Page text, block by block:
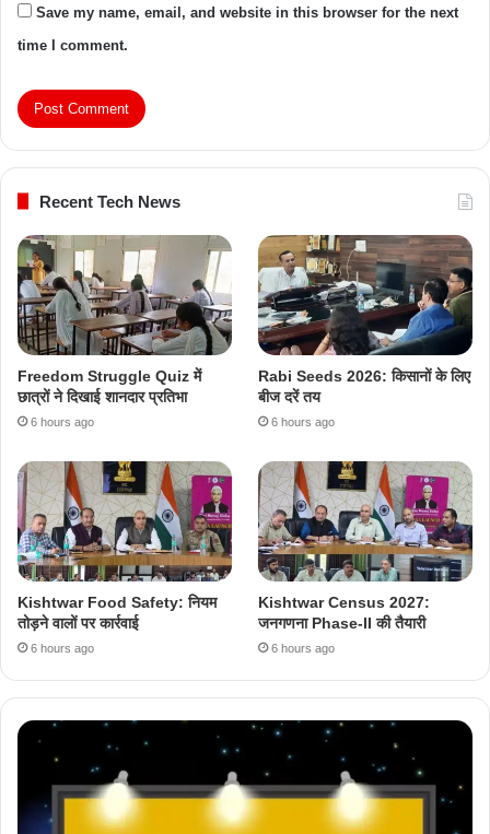
Save my name, email, and website in this browser for the next
time I comment.
Recent Tech News
Freedom Struggle Quiz में
छात्रों ने दिखाई शानदार प्रतिभा
6 hours ago
Rabi Seeds 2026: किसानों के लिए
बीज दरें तय
6 hours ago
Kishtwar Food Safety: नियम
तोड़ने वालों पर कार्रवाई
6 hours ago
Kishtwar Census 2027:
जनगणना Phase-II की तैयारी
6 hours ago